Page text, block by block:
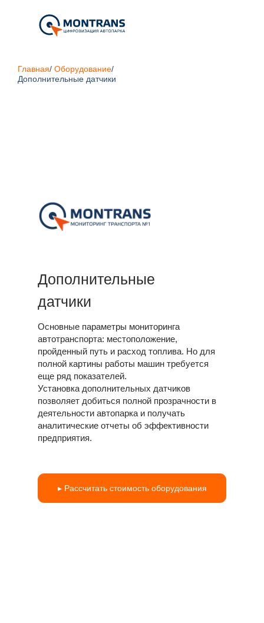
Главная/ Оборудование/
Дополнительные датчики
Дополнительные
датчики
Основные параметры мониторинга
автотранспорта: местоположение,
пройденный путь и расход топлива. Но для
полной картины работы машин требуется
еще ряд показателей.
Установка дополнительных датчиков
позволяет добиться полной прозрачности в
деятельности автопарка и получать
аналитические отчеты об эффективности
предприятия.
▸ Рассчитать стоимость оборудования